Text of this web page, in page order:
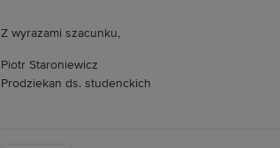
Z wyrazami szacunku,
Piotr Staroniewicz
Prodziekan ds. studenckich